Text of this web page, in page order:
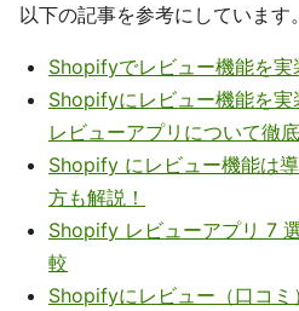
以下の記事を参考にしています。
Shopifyでレビュー機能を実
Shopifyにレビュー機能を
レビューアプリについて徹底
Shopify にレビュー機能は
方も解説！
Shopify レビューアプリ 7
較
Shopifyにレビュー（口コ